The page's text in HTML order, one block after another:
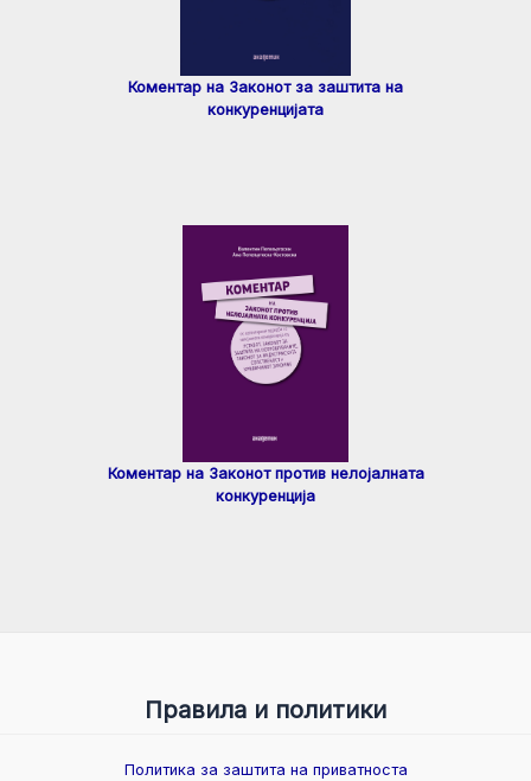
Коментар на Законот за заштита на
конкуренцијата
Коментар на Законот против нелојалната
конкуренција
Правила и политики
Политика за заштита на приватноста